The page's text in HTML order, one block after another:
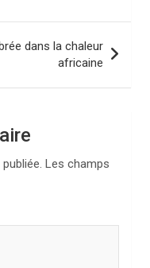
dans la chaleur
africaine
Les champs